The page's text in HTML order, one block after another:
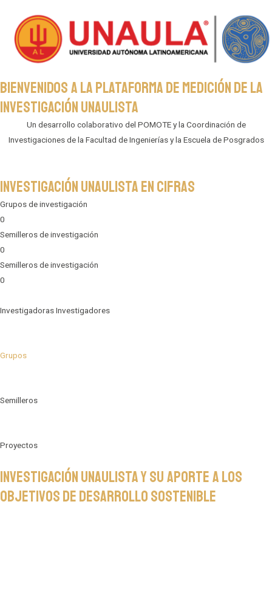
Bienvenidos a la plataforma de medición de la
investigación unaulista
Un desarrollo colaborativo del POMOTE y la Coordinación de
Investigaciones de la Facultad de Ingenierías y la Escuela de Posgrados
Investigación unaulista en cifras
Grupos de investigación
0
Semilleros de investigación
0
Semilleros de investigación
0
Investigadoras Investigadores
Grupos
Semilleros
Proyectos
Investigación unaulista y su aporte a los
objetivos de desarrollo sostenible